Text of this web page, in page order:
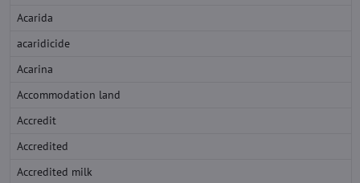
Acarida
acaridicide
Acarina
Accommodation land
Accredit
Accredited
Accredited milk